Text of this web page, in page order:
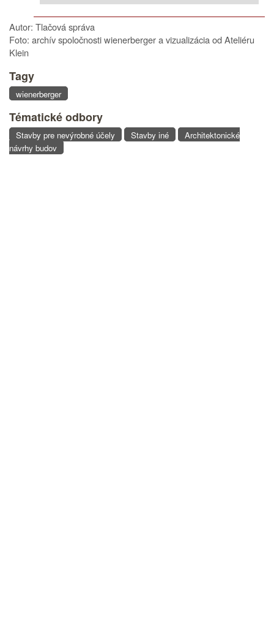
Autor: Tlačová správa
Foto: archív spoločnosti wienerberger a vizualizácia od Ateliéru
Klein
Tagy
wienerberger
Tématické odbory
Stavby pre nevýrobné účely Stavby iné
Architektonické
návrhy budov